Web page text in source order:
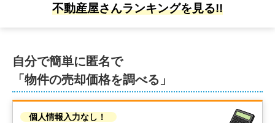
不動産屋さんランキングを見る!!
自分で簡単に匿名で
「物件の売却価格を調べる」
個人情報入力なし！